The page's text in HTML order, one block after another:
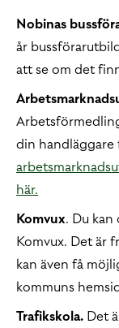
Nobinas
år
att se om det
din
här.
Komvux. Du
Komvux. Det är
kan även få
kommuns
Trafikskola. Det